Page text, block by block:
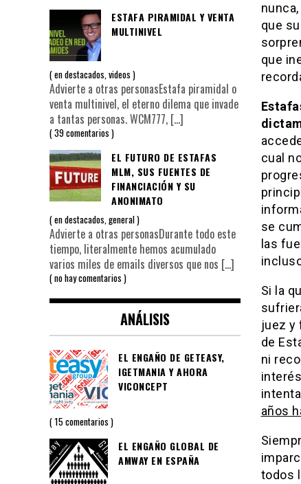
que
que
cual
se
las
Si la
juez y
de
ni
años
todos
ESTAFA PIRAMIDAL Y VENTA
MULTINIVEL
endestacados videos
Advierte a otras personasEstafa piramidal o
venta multinivel, el eterno dilema que invade
a tantas personas. WCM777, […]
39 comentarios
EL FUTURO DE ESTAFAS
MLM, SUS FUENTES DE
FINANCIACIÓN Y SU
ANONIMATO
endestacados,general
Advierte a otras personasDurante todo este
tiempo, literalmente hemos acumulado
varios miles de emails diversos que nos […]
no hay comentarios
ANÁLISIS
EL ENGAÑO DE GETEASY,
IGETMANIA Y AHORA
VICONCEPT
15 comentarios
EL ENGAÑO GLOBAL DE
AMWAY EN ESPAÑA